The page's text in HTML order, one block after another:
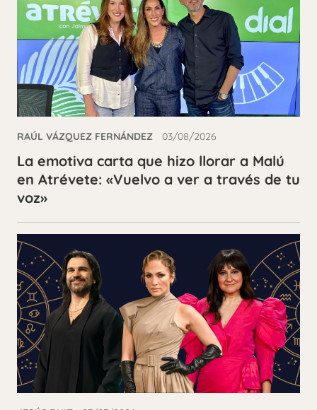
RAÚL VÁZQUEZ FERNÁNDEZ 03/08/2026
La emotiva carta que hizo llorar a Malú
en Atrévete: «Vuelvo a ver a través de tu
voz»